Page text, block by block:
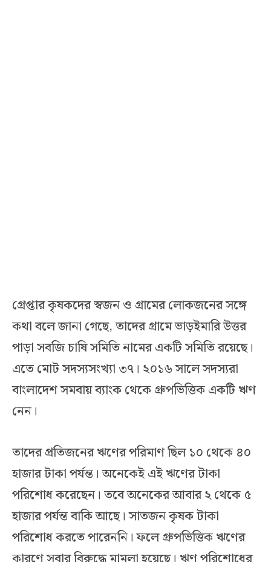
গ্রেপ্তার কৃষকদের স্বজন ও গ্রামের লোকজনের সঙ্গে
কথা বলে জানা গেছে, তাদের গ্রামে ভাড়ইমারি উত্তর
পাড়া সবজি চাষি সমিতি নামের একটি সমিতি রয়েছে।
এতে মোট সদস্যসংখ্যা ৩৭। ২০১৬ সালে সদস্যরা
বাংলাদেশ সমবায় ব্যাংক থেকে গ্রুপভিত্তিক একটি ঋণ
নেন।
তাদের প্রতিজনের ঋণের পরিমাণ ছিল ১০ থেকে ৪০
হাজার টাকা পর্যন্ত। অনেকেই এই ঋণের টাকা
পরিশোধ করেছেন। তবে অনেকের আবার ২ থেকে ৫
হাজার পর্যন্ত বাকি আছে। সাতজন কৃষক টাকা
পরিশোধ করতে পারেননি। ফলে গ্রুপভিত্তিক ঋণের